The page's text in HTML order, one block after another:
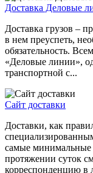
Доставка Деловые
Доставка грузов –
в нем преуспеть,
обязательность.
«Деловые линии»,
транспортной с...
Сайт доставки
Доставки, как
самые минимальные
протяжении суток
корреспонденцию в